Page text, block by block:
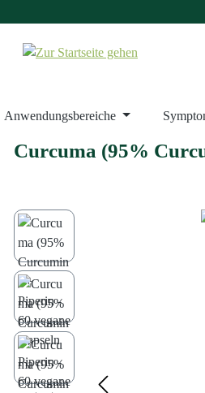
Anwendungsbereiche
Curcuma (95%
Bildergalerie überspringen